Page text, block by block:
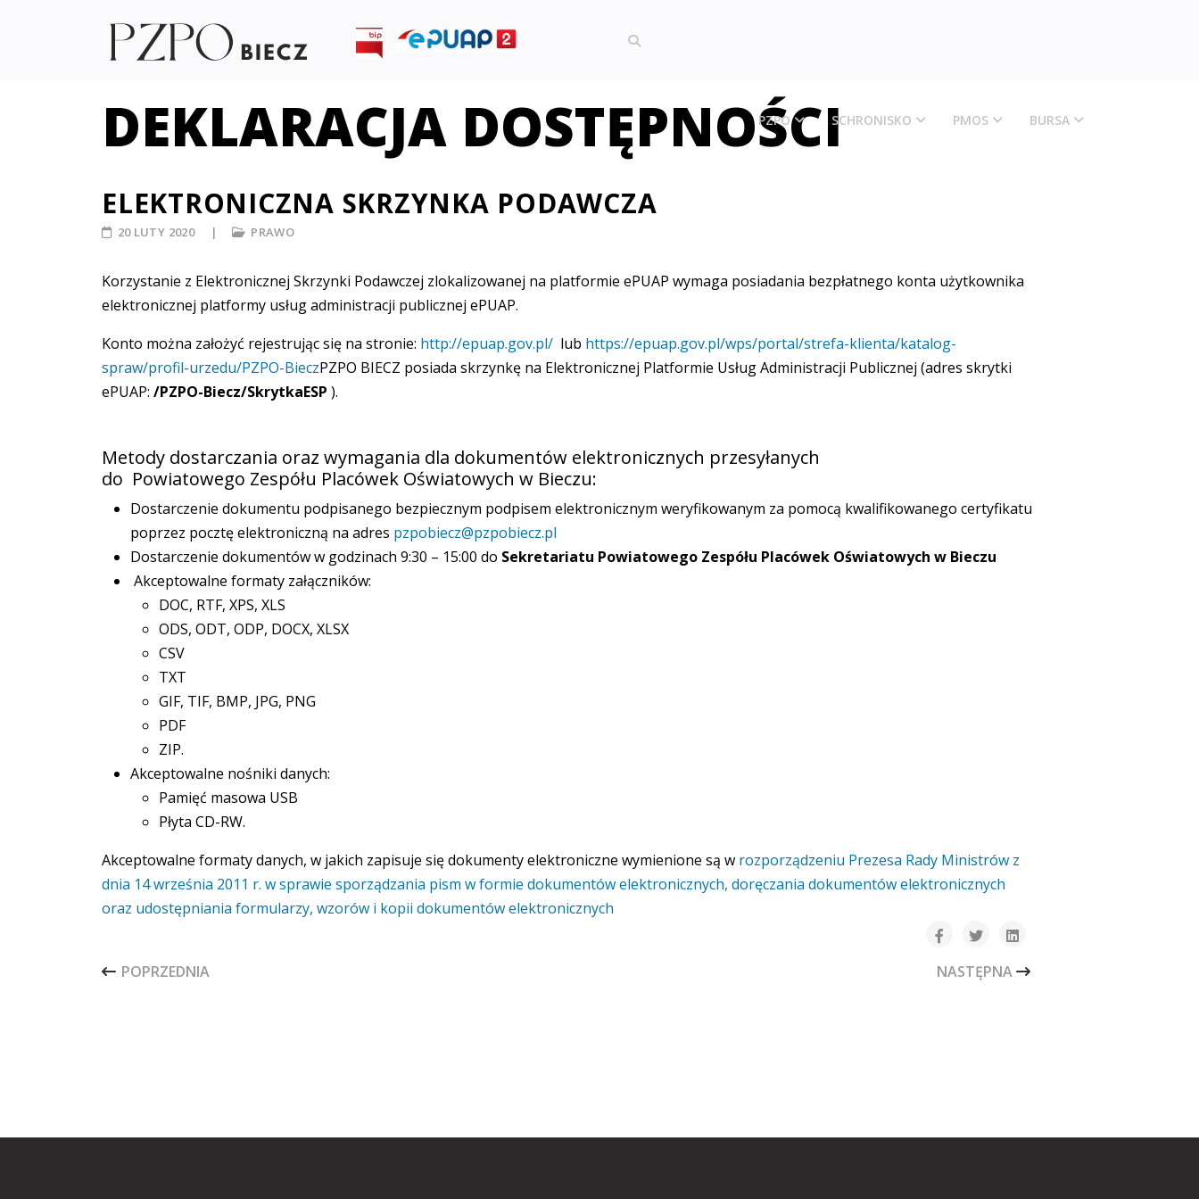
PZPO SCHRONISKO PMOS BURSA
DEKLARACJA DOSTĘPNOŚCI
ELEKTRONICZNA SKRZYNKA PODAWCZA
PRAWO
20 LUTY 2020
Korzystanie z Elektronicznej Skrzynki Podawczej zlokalizowanej na platformie ePUAP wymaga posiadania bezpłatnego konta użytkownika
elektronicznej platformy usług administracji publicznej ePUAP.
Konto można założyć rejestrując się na stronie: http://epuap.gov.pl/ lub https://epuap.gov.pl/wps/portal/strefa-klienta/katalog-
spraw/profil-urzedu/PZPO-BieczPZPO BIECZ posiada skrzynkę na Elektronicznej Platformie Usług Administracji Publicznej (adres skrytki
ePUAP: /PZPO-Biecz/SkrytkaESP ).
Metody dostarczania oraz wymagania dla dokumentów elektronicznych przesyłanych
do Powiatowego Zespółu Placówek Oświatowych w Bieczu:
Dostarczenie dokumentu podpisanego bezpiecznym podpisem elektronicznym weryfikowanym za pomocą kwalifikowanego certyfikatu
poprzez pocztę elektroniczną na adres pzpobiecz@pzpobiecz.pl
Dostarczenie dokumentów w godzinach 9:30 – 15:00 do Sekretariatu Powiatowego Zespółu Placówek Oświatowych w Bieczu
Akceptowalne formaty załączników:
DOC, RTF, XPS, XLS
ODS, ODT, ODP, DOCX, XLSX
CSV
TXT
GIF, TIF, BMP, JPG, PNG
PDF
ZIP.
Akceptowalne nośniki danych:
Pamięć masowa USB
Płyta CD-RW.
Akceptowalne formaty danych, w jakich zapisuje się dokumenty elektroniczne wymienione są w rozporządzeniu Prezesa Rady Ministrów z
dnia 14 września 2011 r. w sprawie sporządzania pism w formie dokumentów elektronicznych, doręczania dokumentów elektronicznych
oraz udostępniania formularzy, wzorów i kopii dokumentów elektronicznych
POPRZEDNIA STRONA: STATUT PZPO BIECZ
POPRZEDNIA NASTĘPNA STRONA: DEKLARACJA
NASTĘPNA